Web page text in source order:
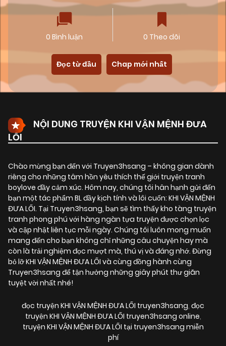
0 Bình luận 0 Theo dõi
Đọc từ đầu Chap mới nhất
NỘI DUNG TRUYỆN KHI VẬN MỆNH ĐƯA
LỐI
Chào mừng bạn đến với Truyen3hsang – không gian dành
riêng cho những tâm hồn yêu thích thế giới truyện tranh
boylove đầy cảm xúc. Hôm nay, chúng tôi hân hạnh gửi đến
bạn một tác phẩm BL đầy kịch tính và lôi cuốn: KHI VẬN MỆNH
ĐƯA LỐI. Tại Truyen3hsang, bạn sẽ tìm thấy kho tàng truyện
tranh phong phú với hàng ngàn tựa truyện được chọn lọc
và cập nhật liên tục mỗi ngày. Chúng tôi luôn mong muốn
mang đến cho bạn không chỉ những câu chuyện hay mà
còn là trải nghiệm đọc mượt mà, thú vị và đáng nhớ. Đừng
bỏ lỡ KHI VẬN MỆNH ĐƯA LỐI và cùng đồng hành cùng
Truyen3hsang để tận hưởng những giây phút thư giãn
tuyệt vời nhất nhé!
đọc truyện KHI VẬN MỆNH ĐƯA LỐI truyen3hsang, đọc
truyện KHI VẬN MỆNH ĐƯA LỐI truyen3hsang online,
truyện KHI VẬN MỆNH ĐƯA LỐI tại truyen3hsang miễn
phí